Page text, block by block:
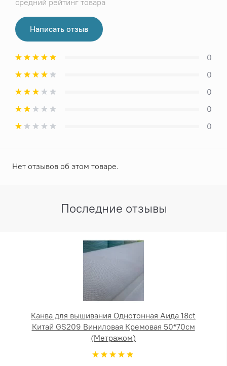
средний рейтинг товара
Написать отзыв
0
0
0
0
0
Нет отзывов об этом товаре.
Последние отзывы
Канва для вышивания Однотонная Аида 18ct
Китай GS209 Виниловая Кремовая 50*70см
(Метражом)